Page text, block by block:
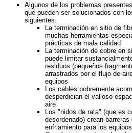
Algunos de los problemas
que pueden ser solucionados con
siguientes:
La terminación en sitio de
muchas herramientas
prácticas de mala calidad
La terminación de cobre en
puede limitar
residuos (pequeños
arrastrados por el flujo de
equipos
Los cables pobremente
desperdician el valioso
aire
Los "nidos de rata" (que es
desordenado) crean
enfriamiento para los equipos